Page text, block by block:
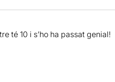
té 10 i s’ho ha passat genial!